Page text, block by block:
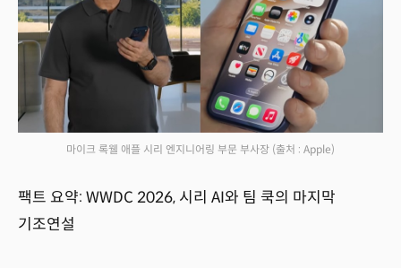
마이크 록웰 애플 시리 엔지니어링 부문 부사장 (출처 : Apple)
팩트 요약: WWDC 2026, 시리 AI와 팀 쿡의 마지막
기조연설